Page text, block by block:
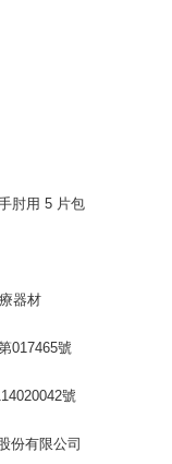
肘用 5 片包
器材
017465號
號
份有限公司